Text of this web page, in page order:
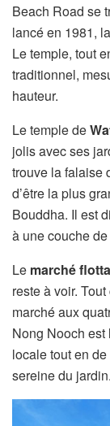
Beach Road se
lancé en 1981,
Le temple, tout
traditionnel,
hauteur.
Le temple de
jolis avec ses
trouve la falaise
d’être la plus
Bouddha. Il est
à une couche de
Le marché
reste à voir.
marché aux
Nong Nooch est
locale tout en
sereine du jardin.